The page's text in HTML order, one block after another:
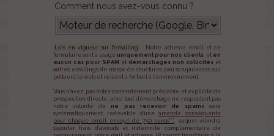
Comment nous avez-vous connu ?
Lois en vigueur sur l'emailing
: Notre adresse email et ce
formulaire sont à usage uniquement pour nos clients, et en
aucun cas pour SPAM et démarchages non sollicités et
autres emailings de masse de structures peu scrupuleuses qui
polluent le web et nuisent à fortiori à l'environnement.
Vous n'avez pas notre consentement préalable et explicite de
prospection directe, ainsi tout démarchage ne respectant pas
notre volonté de ne pas recevoir de spamssera
systématiquement redevable d'uneamende conséquente
pour chaque email envoyé de 750 euros*** , auquel viendra
s'ajouter frais d'avocats et indemnité complémentaire de